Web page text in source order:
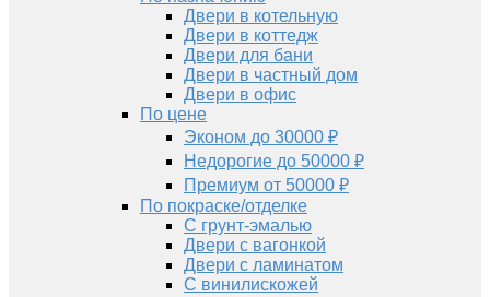
Двери в котельную
Двери в коттедж
Двери для бани
Двери в частный дом
Двери в офис
По цене
Эконом до 30000 ₽
Недорогие до 50000 ₽
Премиум от 50000 ₽
По покраске/отделке
С грунт-эмалью
Двери с вагонкой
Двери с ламинатом
С винилискожей